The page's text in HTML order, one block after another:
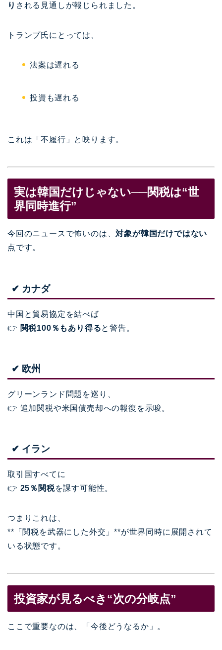
り される見通しが報じられました。
トランプ氏にとっては、
法案は遅れる
投資も遅れる
これは「不履行」と映ります。
実は韓国だけじゃない──関税は“世
界同時進行”
今回のニュースで怖いのは、対象が韓国だけではない
点です。
✔ カナダ
中国と貿易協定を結べば
👉 関税100％もあり得ると警告。
✔ 欧州
グリーンランド問題を巡り、
👉 追加関税や米国債売却への報復を示唆。
✔ イラン
取引国すべてに
👉 25％関税を課す可能性。
つまりこれは、
**「関税を武器にした外交」**が世界同時に展開されて
いる状態です。
投資家が見るべき“次の分岐点”
ここで重要なのは、「今後どうなるか」。